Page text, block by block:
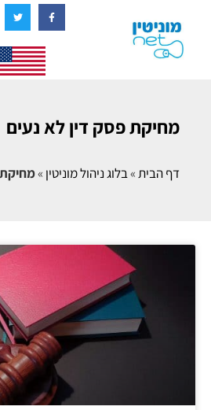
מחיקת פסק דין לא נעים
דף הבית»בלוג ניהול מוניטין »מחיקת